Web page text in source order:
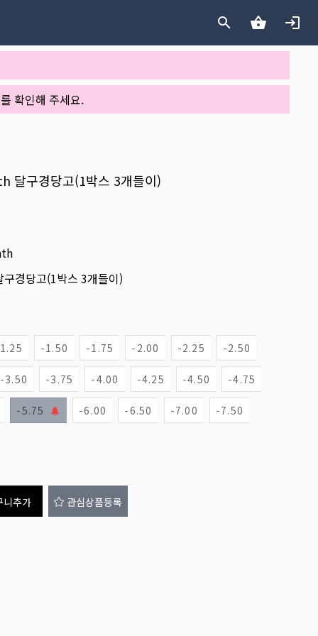
확인해 주세요.
달구경당고(1박스 3개들이)
경당고(1박스 3개들이)
-1.50 -1.75 -2.00 -2.25 -2.50
-3.50 -3.75 -4.00 -4.25 -4.50 -4.75
-5.75 -6.00 -6.50 -7.00 -7.50
니추가 관심상품등록